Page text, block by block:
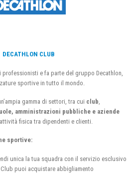
DECATHLON CLUB
professionisti e fa parte del gruppo Decathlon,
sportive in tutto il mondo.
gamma di settori, tra cui club
amministrazioni pubbliche e aziende
fisica tra dipendenti e clienti.
sportive:
unica la tua squadra con il servizio esclusivo
puoi acquistare abbigliamento